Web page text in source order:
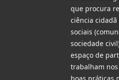
que procura
ciência
sociais
sociedade
espaço de
trabalham